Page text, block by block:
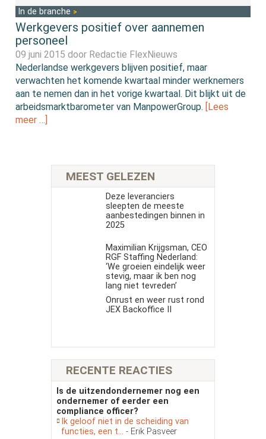
In de branche
Werkgevers positief over aannemen
personeel
09 juni 2015 door Redactie FlexNieuws
Nederlandse werkgevers blijven positief, maar
verwachten het komende kwartaal minder werknemers
aan te nemen dan in het vorige kwartaal. Dit blijkt uit de
arbeidsmarktbarometer van ManpowerGroup.
[Lees
meer …]
MEEST GELEZEN
Deze leveranciers
sleepten de meeste
aanbestedingen binnen in
2025
Maximilian Krijgsman, CEO
RGF Staffing Nederland:
‘We groeien eindelijk weer
stevig, maar ik ben nog
lang niet tevreden’
Onrust en weer rust rond
JEX Backoffice II
RECENTE REACTIES
Is de uitzendondernemer nog een
ondernemer of eerder een
compliance officer?
Ik geloof niet in de scheiding van
functies, een t... - Erik Pasveer